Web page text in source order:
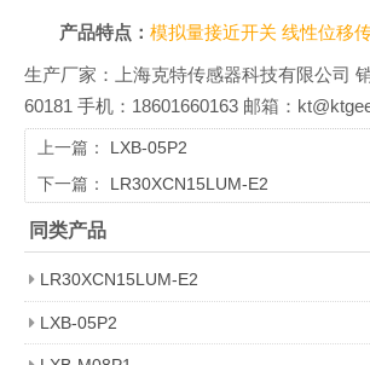
产品特点：模拟量接近开关线性位移
生产厂家：上海克特传感器科技有限公司
60181 手机：18601660163 邮箱：
上一篇： LXB-05P2
下一篇： LR30XCN15LUM-E2
同类产品
LR30XCN15LUM-E2
LXB-05P2